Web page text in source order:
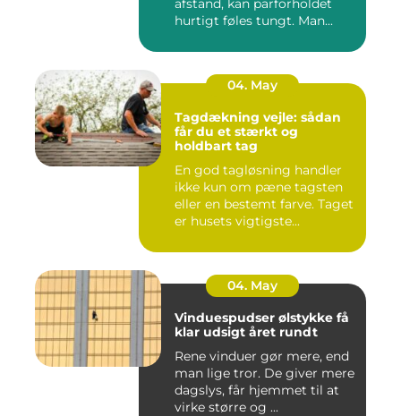
afstand, kan parforholdet
hurtigt føles tungt. Man...
04. May
Tagdækning vejle: sådan
får du et stærkt og
holdbart tag
En god tagløsning handler
ikke kun om pæne tagsten
eller en bestemt farve. Taget
er husets vigtigste...
04. May
Vinduespudser ølstykke få
klar udsigt året rundt
Rene vinduer gør mere, end
man lige tror. De giver mere
dagslys, får hjemmet til at
virke større og ...